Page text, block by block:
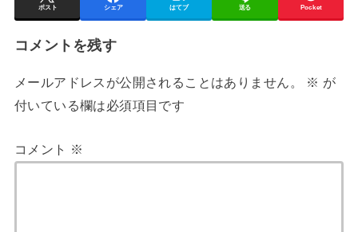
ポスト シェア はてブ 送る Pocket
コメントを残す
メールアドレスが公開されることはありません。 ※ が
付いている欄は必須項目です
コメント ※